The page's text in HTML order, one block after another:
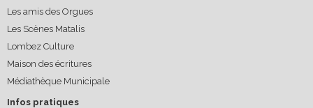
Les amis des Orgues
Les Scènes Matalis
Lombez Culture
Maison des écritures
Médiathèque Municipale
Infos pratiques